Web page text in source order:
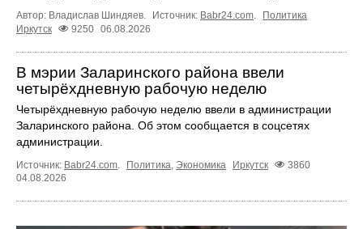
Автор: Владислав Шиндяев. Источник: Babr24.com
Политика
Иркутск
9250 06.08.2026
В мэрии Заларинского района ввели
четырёхдневную рабочую неделю
Четырёхдневную рабочую неделю ввели в администрации
Заларинского района. Об этом сообщается в соцсетях
администрации.
Источник: Babr24.com. Политика, Экономика Иркутск
3860
04.08.2026